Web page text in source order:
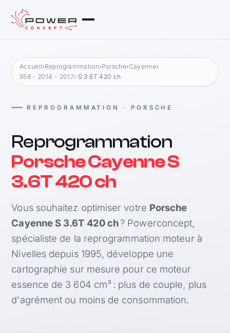
Accueil›Reprogrammation›Porsche›Cayenne›
958 - 2014 - 2017› S 3.6T 420 ch
REPROGRAMMATION · PORSCHE
Reprogrammation
Porsche Cayenne S
3.6T 420 ch
Vous souhaitez optimiser votre Porsche
Cayenne S 3.6T 420 ch? Powerconcept,
spécialiste de la reprogrammation moteur à
Nivelles depuis 1995, développe une
cartographie sur mesure pour ce moteur
essence de 3 604 cm³ : plus de couple, plus
d'agrément ou moins de consommation.